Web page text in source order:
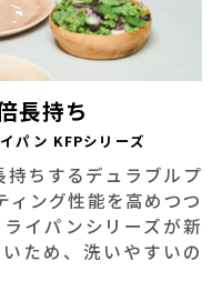
長持ち
パン KFPシリーズ
持ちするデュラブルプ
ィング性能を高めつつ
イパンシリーズが新
ため、洗いやすいの